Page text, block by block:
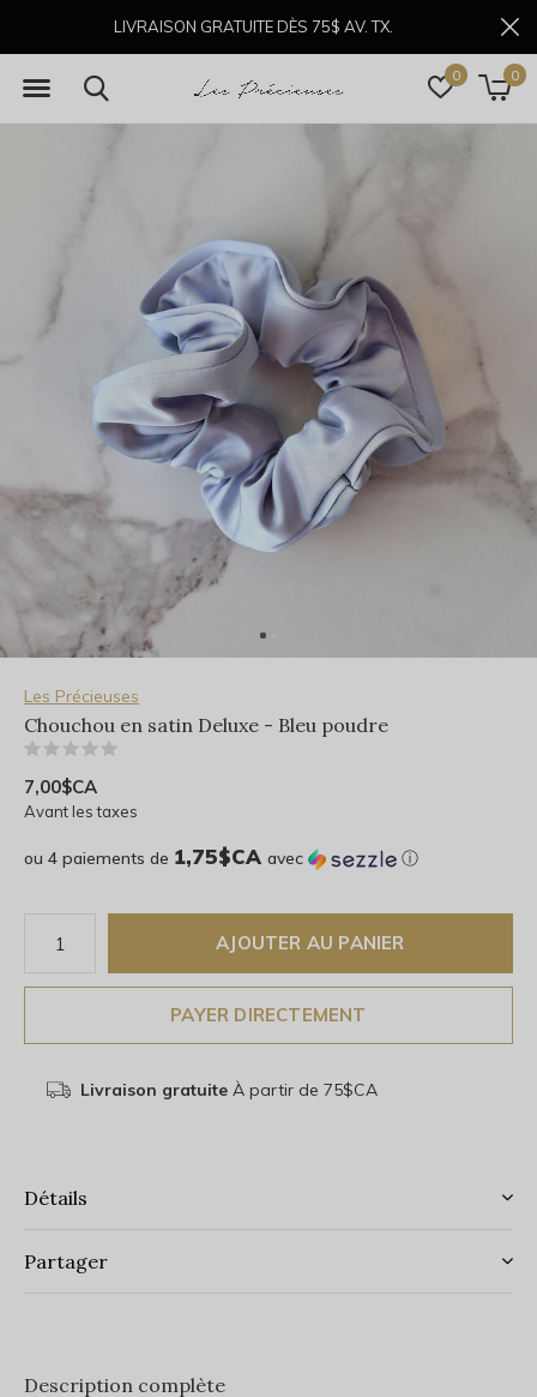
0 0
LIVRAISON GRATUITE DÈS 75$ AV. TX.
Les Précieuses
Chouchou en satin Deluxe - Bleu poudre
7,00$CA
Avant les taxes
ou 4 paiements de 1,75$CA avec ⓘ
AJOUTER AU PANIER
PAYER DIRECTEMENT
Livraison gratuiteÀ partir de 75$CA
Détails
Partager
Description complète